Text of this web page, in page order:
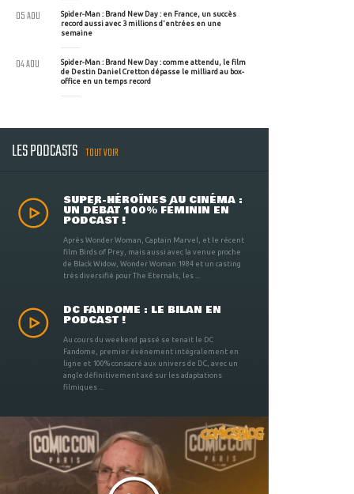
Spider-Man : Brand New Day : en France, un succès
record aussi avec 3 millions d'entrées en une
semaine
05 AOU
Spider-Man : Brand New Day : comme attendu, le film
de Destin Daniel Cretton dépasse le milliard au box-
office en un temps record
04 AOU
LES PODCASTS TOUT VOIR
SUPER-HÉROÏNES AU CINÉMA :
UN DÉBAT 100% FÉMININ EN
PODCAST !
Après Wonder Woman, Captain Marvel, et le récent
film Birds of Prey, mais aussi avec la venue proche
de Black Widow, Wonder Woman 1984 et un casting
très diversifié pour The Eternals, les ...
DC FANDOME : LE BILAN EN
PODCAST !
Au cours du weekend passé se tenait le DC
Fandome, premier évènement intégralement en
ligne et 100% consacré aux univers de DC, avec un
angle définitivement axé sur les adaptations
filmiques ...